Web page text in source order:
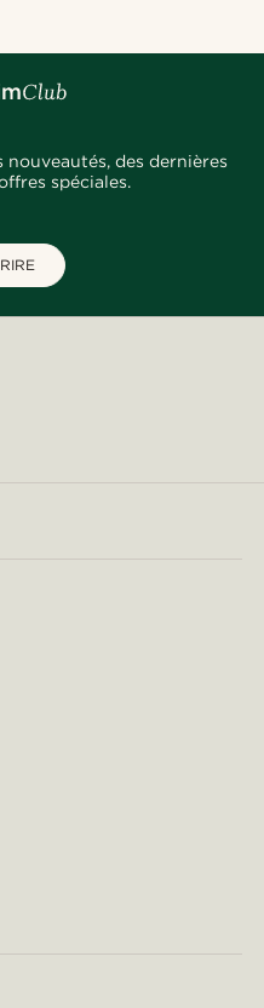
des dernières
spéciales.